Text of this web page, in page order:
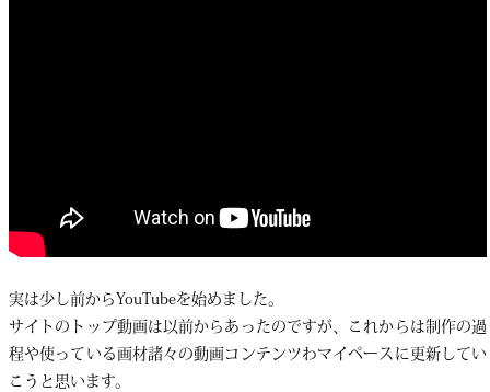
実は少し前からYouTubeを始めました。
サイトのトップ動画は以前からあったのですが、これからは制作の過
程や使っている画材諸々の動画コンテンツわマイペースに更新してい
こうと思います。